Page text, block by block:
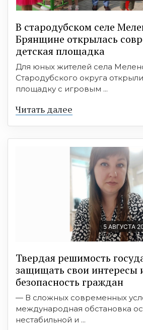
В стародубском селе
Брянщине открылась
детская площадка
Для юных жителей села
Стародубского округа
площадку с игровым ...
Читать далее
5 АВГУСТА
Твердая решимость
защищать свои интересы
безопасность граждан
— В сложных современных
международная обстановка
нестабильной и ...